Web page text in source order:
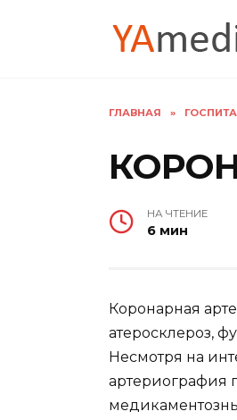
ГЛАВНАЯ »
НА ЧТЕНИЕ
6 мин
Коронарная
атеросклероз,
Несмотря на
артериография